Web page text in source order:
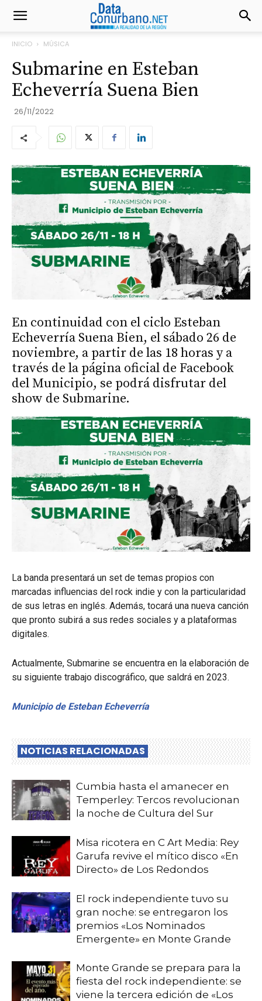
INICIO MÚSICA
Submarine en Esteban
Echeverría Suena Bien
26/11/2022
En continuidad con el ciclo Esteban
Echeverría Suena Bien, el sábado 26 de
noviembre, a partir de las 18 horas y a
través de la página oficial de Facebook
del Municipio, se podrá disfrutar del
show de Submarine.
La banda presentará un set de temas propios con
marcadas influencias del rock indie y con la particularidad
de sus letras en inglés. Además, tocará una nueva canción
que pronto subirá a sus redes sociales y a plataformas
digitales.
Actualmente, Submarine se encuentra en la elaboración de
su siguiente trabajo discográfico, que saldrá en 2023.
Municipio de Esteban Echeverría
NOTICIAS RELACIONADAS
Cumbia hasta el amanecer en
Temperley: Tercos revolucionan
la noche de Cultura del Sur
Misa ricotera en C Art Media: Rey
Garufa revive el mítico disco «En
Directo» de Los Redondos
El rock independiente tuvo su
gran noche: se entregaron los
premios «Los Nominados
Emergente» en Monte Grande
Monte Grande se prepara para la
fiesta del rock independiente: se
viene la tercera edición de «Los